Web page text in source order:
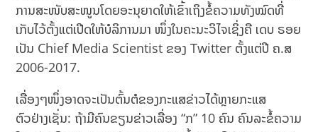
ການສະໜັບສະໜູນໂດຍອະນຸຍາດໃຫ້ເຂົ້າເຖິງຂໍ້ຄວາມທັງໝົດທີ່
ເກັບໄວ້ຕັ້ງແຕ່ເປີດໃຫ້ບໍລິການມາ ໜຶ່ງໃນຄະນະວິໄຈເຊິ່ງຄື ເດບ ຣອຍ
ເປັນ Chief Media Scientist ຂອງ Twitter ຕັ້ງແຕ່ປີ ຄ.ສ
2006-2017.
ເລື່ອງໆໜຶ່ງອາດຈະເປັນຕົ້ນຕໍຂອງກະແສຂ່າວໄດ້ຫຼາຍກະແສ
ຕົວຢ່າງເຊັ່ນ: ຖ້າມີຄົນຂຽນຂ່າວເລື່ອງ “ກ” 10 ຄົນ ຄົນລະຂໍ້ຄວາມ